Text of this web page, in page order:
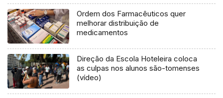
Ordem dos Farmacêuticos quer
melhorar distribuição de
medicamentos
Direção da Escola Hoteleira coloca
as culpas nos alunos são-tomenses
(vídeo)